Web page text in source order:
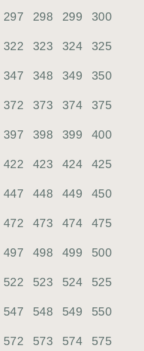
297 298 299 300
322 323 324 325
347 348 349 350
372 373 374 375
397 398 399 400
422 423 424 425
447 448 449 450
472 473 474 475
497 498 499 500
522 523 524 525
547 548 549 550
572 573 574 575